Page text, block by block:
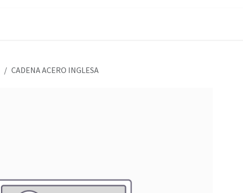
CADENA ACERO INGLESA